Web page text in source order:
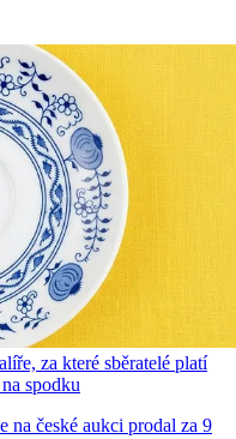
za které sběratelé platí
spodku
na české aukci prodal za 9